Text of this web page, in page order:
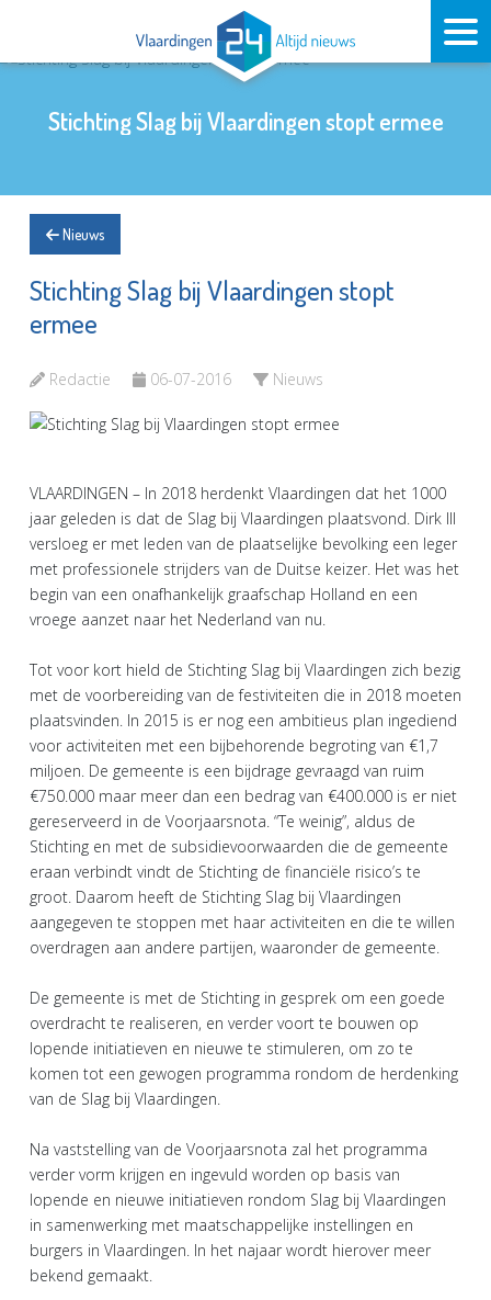
Stichting Slag bij Vlaardingen stopt ermee
Nieuws
Stichting Slag bij Vlaardingen stopt
ermee
Redactie 06-07-2016 Nieuws
VLAARDINGEN – In 2018 herdenkt Vlaardingen dat het 1000
jaar geleden is dat de Slag bij Vlaardingen plaatsvond. Dirk III
versloeg er met leden van de plaatselijke bevolking een leger
met professionele strijders van de Duitse keizer. Het was het
begin van een onafhankelijk graafschap Holland en een
vroege aanzet naar het Nederland van nu.
Tot voor kort hield de Stichting Slag bij Vlaardingen zich bezig
met de voorbereiding van de festiviteiten die in 2018 moeten
plaatsvinden. In 2015 is er nog een ambitieus plan ingediend
voor activiteiten met een bijbehorende begroting van €1,7
miljoen. De gemeente is een bijdrage gevraagd van ruim
€750.000 maar meer dan een bedrag van €400.000 is er niet
gereserveerd in de Voorjaarsnota. “Te weinig”, aldus de
Stichting en met de subsidievoorwaarden die de gemeente
eraan verbindt vindt de Stichting de financiële risico’s te
groot. Daarom heeft de Stichting Slag bij Vlaardingen
aangegeven te stoppen met haar activiteiten en die te willen
overdragen aan andere partijen, waaronder de gemeente.
De gemeente is met de Stichting in gesprek om een goede
overdracht te realiseren, en verder voort te bouwen op
lopende initiatieven en nieuwe te stimuleren, om zo te
komen tot een gewogen programma rondom de herdenking
van de Slag bij Vlaardingen.
Na vaststelling van de Voorjaarsnota zal het programma
verder vorm krijgen en ingevuld worden op basis van
lopende en nieuwe initiatieven rondom Slag bij Vlaardingen
in samenwerking met maatschappelijke instellingen en
burgers in Vlaardingen. In het najaar wordt hierover meer
bekend gemaakt.